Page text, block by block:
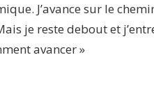
J’avance sur le
je reste debout et
avancer »